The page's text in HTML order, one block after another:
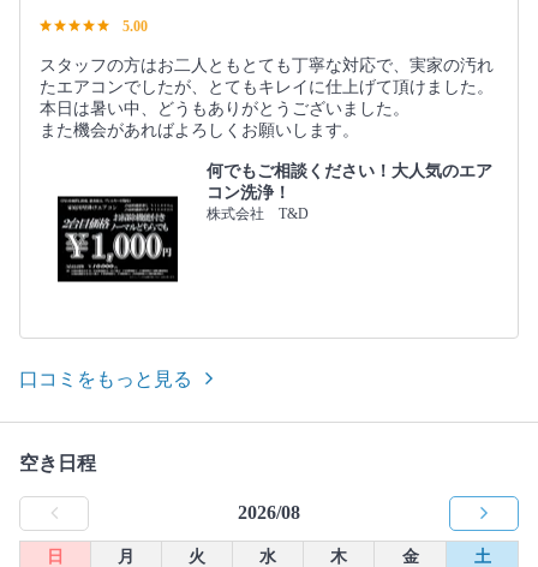
5.00
スタッフの方はお二人ともとても丁寧な対応で、実家の汚れ
たエアコンでしたが、とてもキレイに仕上げて頂けました。
本日は暑い中、どうもありがとうございました。
また機会があればよろしくお願いします。
何でもご相談ください！大人気のエア
コン洗浄！
株式会社 T&D
口コミをもっと見る
空き日程
2026/08
日 月 火 水 木 金
土